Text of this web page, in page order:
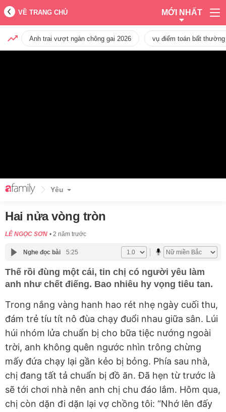
VỀ TRANG CHỦ MỚI NHẤT
Anh trai vượt ngàn chông gai 2026 vụ điểm toán bất
Yêu
Hai nửa vòng tròn
LÊ NGỌC SƠN 2 năm trước
Nghe đọc bài 5:25
Thế rồi đùng một cái, tin chị có người yêu làm
anh như chết điếng. Bao nhiêu hy vọng tiêu tan.
Trong nắng vàng hanh hao rét nhẹ ngày cuối thu,
đám trẻ tíu tít nô đùa chạy đuổi nhau giữa sân. Lúi
húi nhóm lửa chuẩn bị cho bữa tiệc nướng ngoài
trời, anh không quên ngước nhìn trông chừng
mấy đứa chạy lại gần kẻo bị bỏng. Phía sau nhà,
chị đang tất tả chuẩn bị đồ ăn. Đã hẹn từ trước là
sẽ tới chơi nhà nên anh chị chu đáo lắm. Hôm qua,
chị còn dặn đi dặn lại vợ chồng tôi: “Nhớ lên đấy